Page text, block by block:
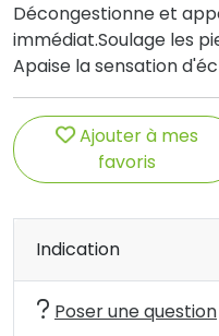
Décongestionne et
immédiat.Soulage les
Apaise la sensation
Ajouter à mes
favoris
Indication
Poser une question